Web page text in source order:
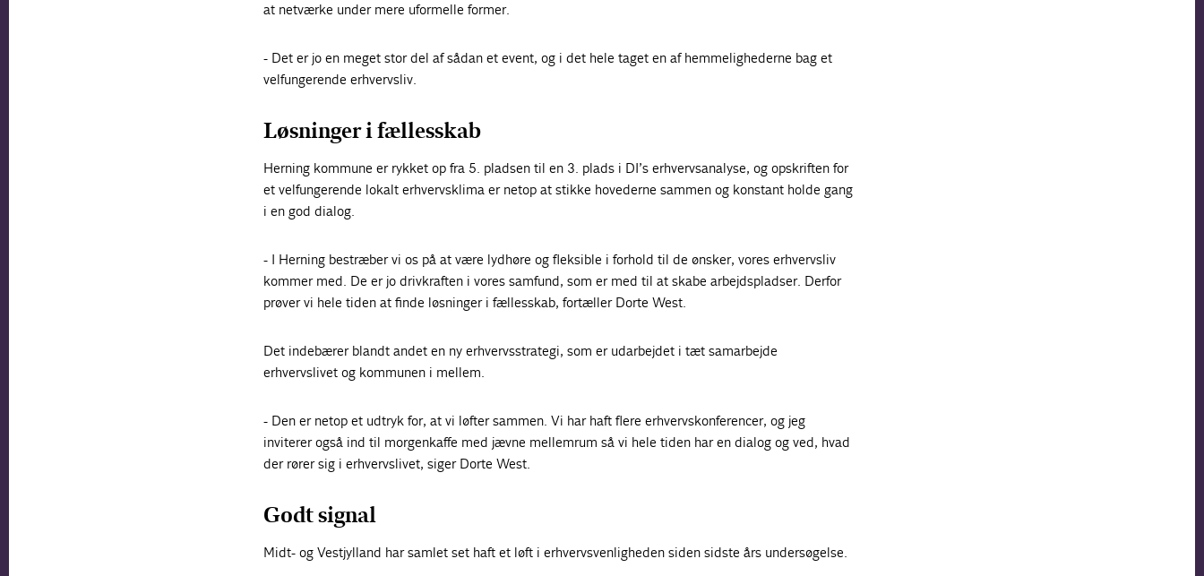
at netværke under mere uformelle former.
- Det er jo en meget stor del af sådan et event, og i det hele taget en af hemmelighederne bag et
velfungerende erhvervsliv.
Løsninger i fællesskab
Herning kommune er rykket op fra 5. pladsen til en 3. plads i DI’s erhvervsanalyse, og opskriften for
et velfungerende lokalt erhvervsklima er netop at stikke hovederne sammen og konstant holde gang
i en god dialog.
- I Herning bestræber vi os på at være lydhøre og fleksible i forhold til de ønsker, vores erhvervsliv
kommer med. De er jo drivkraften i vores samfund, som er med til at skabe arbejdspladser. Derfor
prøver vi hele tiden at finde løsninger i fællesskab, fortæller Dorte West.
Det indebærer blandt andet en ny erhvervsstrategi, som er udarbejdet i tæt samarbejde
erhvervslivet og kommunen i mellem.
- Den er netop et udtryk for, at vi løfter sammen. Vi har haft flere erhvervskonferencer, og jeg
inviterer også ind til morgenkaffe med jævne mellemrum så vi hele tiden har en dialog og ved, hvad
der rører sig i erhvervslivet, siger Dorte West.
Godt signal
Midt- og Vestjylland har samlet set haft et løft i erhvervsvenligheden siden sidste års undersøgelse.